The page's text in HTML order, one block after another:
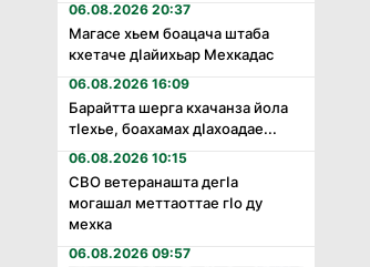
06.08.2026 20:37
Магасе хьем боацача штаба
кхетаче дӏайихьар Мехкадас
06.08.2026 16:09
Барайтта шерга кхачанза йола
тӏехье, боахамах дӏахоадае...
06.08.2026 10:15
СВО ветеранашта дегӏа
могашал меттаоттае гӏо ду
мехка
06.08.2026 09:57